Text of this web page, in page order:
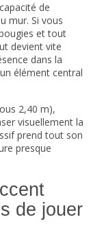
de
mur. Si vous
et tout
devient vite
dans la
élément central
2,40 m),
visuellement la
prend tout son
presque
de jouer